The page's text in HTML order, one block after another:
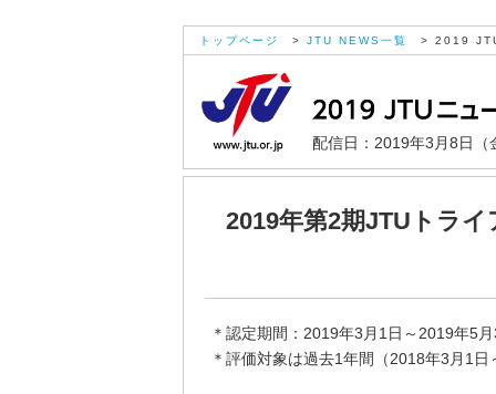
トップページ > JTU NEWS一覧 > 2019
配信日：2019年3月8日（
2019年第2期JTUトラ
＊認定期間：2019年3月1日～2019年5
＊評価対象は過去1年間（2018年3月1